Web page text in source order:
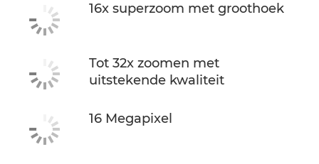
16x superzoom met groothoek
Tot 32x zoomen met
uitstekende kwaliteit
16 Megapixel